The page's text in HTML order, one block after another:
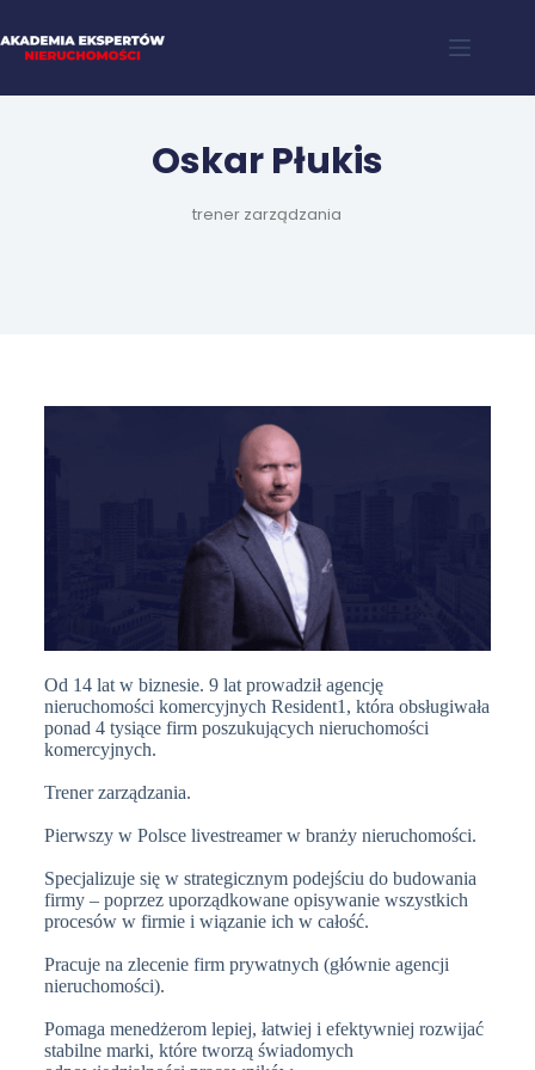
Oskar Płukis
trener zarządzania
Od 14 lat w biznesie. 9 lat prowadził agencję
nieruchomości komercyjnych Resident1, która obsługiwała
ponad 4 tysiące firm poszukujących nieruchomości
komercyjnych.
Trener zarządzania.
Pierwszy w Polsce livestreamer w branży nieruchomości.
Specjalizuje się w strategicznym podejściu do budowania
firmy – poprzez uporządkowane opisywanie wszystkich
procesów w firmie i wiązanie ich w całość.
Pracuje na zlecenie firm prywatnych (głównie agencji
nieruchomości).
Pomaga menedżerom lepiej, łatwiej i efektywniej rozwijać
stabilne marki, które tworzą świadomych